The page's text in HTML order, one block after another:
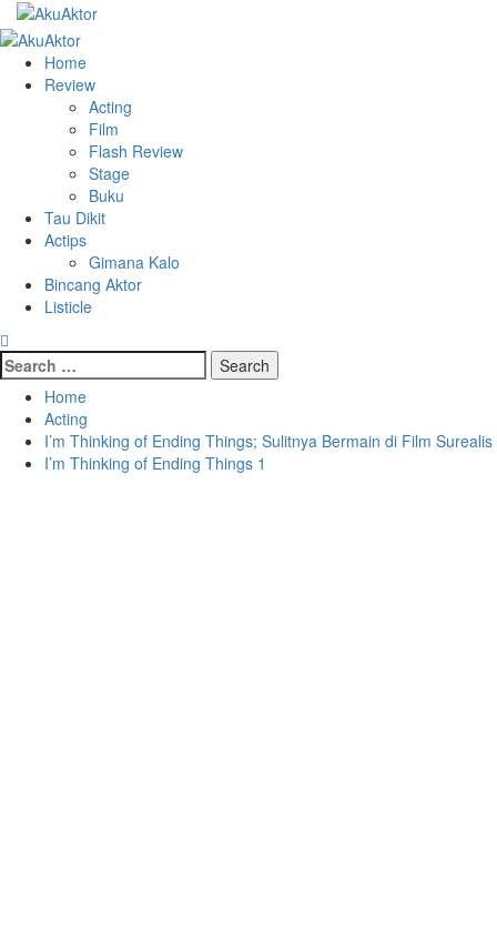
Home
Review
Acting
Film
Flash Review
Stage
Buku
Tau Dikit
Actips
Gimana Kalo
Bincang Aktor
Listicle
Home
Acting
I’m Thinking of Ending Things; Sulitnya Bermain di Film Surealis
I’m Thinking of Ending Things 1